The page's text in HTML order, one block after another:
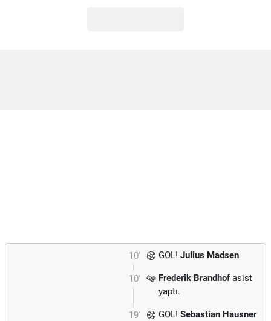
10' GOL! Julius Madsen
10' Frederik Brandhofasist
yaptı.
19' GOL! Sebastian Hausner